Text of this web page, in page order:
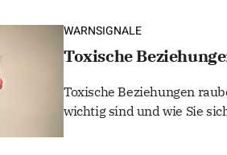
WARNSIGNALE
Toxische
Toxische Beziehungen
wichtig sind und wie Sie